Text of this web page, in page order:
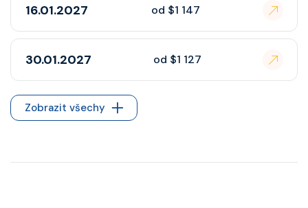
16.01.2027 od $1 147
30.01.2027 od $1 127
Zobrazit všechy